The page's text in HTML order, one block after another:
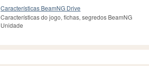
Características BeamNG Drive
Características do jogo, fichas, segredos BeamNG
Unidade